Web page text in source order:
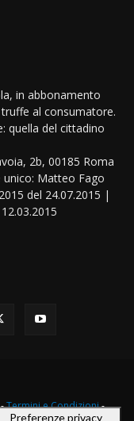
in abbonamento
al consumatore.
quella del cittadino
2b, 00185 Roma
unico: Matteo Fago
del 24.07.2015 |
Termini e Condizioni-